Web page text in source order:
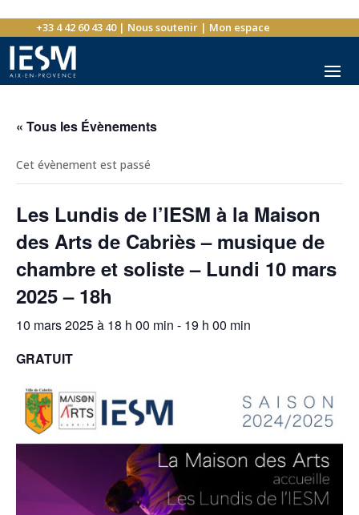
+33 4 42 60 43 40| Nous soutenir| Mon espace
« Tous les Évènements
Cet évènement est passé
Les Lundis de l’IESM à la Maison
des Arts de Cabriès – musique de
chambre et soliste – Lundi 10 mars
2025 – 18h
10 mars 2025 à 18 h 00 min - 19 h 00 min
GRATUIT